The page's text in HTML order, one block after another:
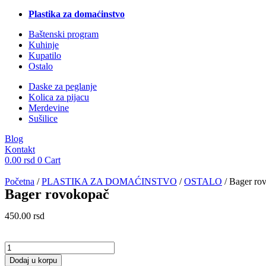
Plastika za domaćinstvo
Baštenski program
Kuhinje
Kupatilo
Ostalo
Daske za peglanje
Kolica za pijacu
Merdevine
Sušilice
Blog
Kontakt
0.00 rsd 0 Cart
Početna /PLASTIKA ZA DOMAĆINSTVO /OSTALO / Bager
Bager rovokopač
450.00 rsd
Bager
rovokopač
Dodaj u korpu